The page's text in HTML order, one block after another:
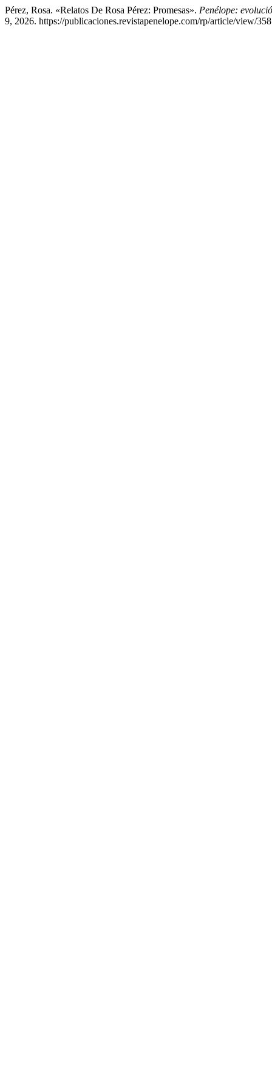
Pérez, Rosa. «Relatos De Rosa Pérez: Promesas». Penélope:
9, 2026. https://publicaciones.revistapenelope.com/rp/article/view/